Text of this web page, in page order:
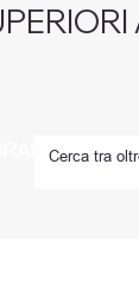
BRAND